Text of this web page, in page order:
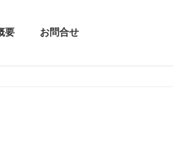
要 お問合せ